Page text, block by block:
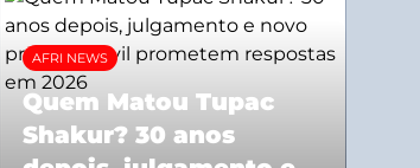
AFRI NEWS
Quem Matou Tupac
Shakur? 30 anos